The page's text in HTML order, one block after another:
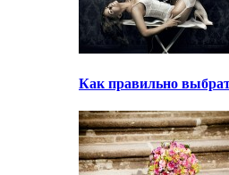
Как правильно